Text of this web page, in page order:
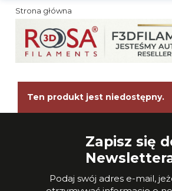
Strona główna
Ten produkt jest niedostępny.
Zapisz się
Podaj swój adres e-mail,